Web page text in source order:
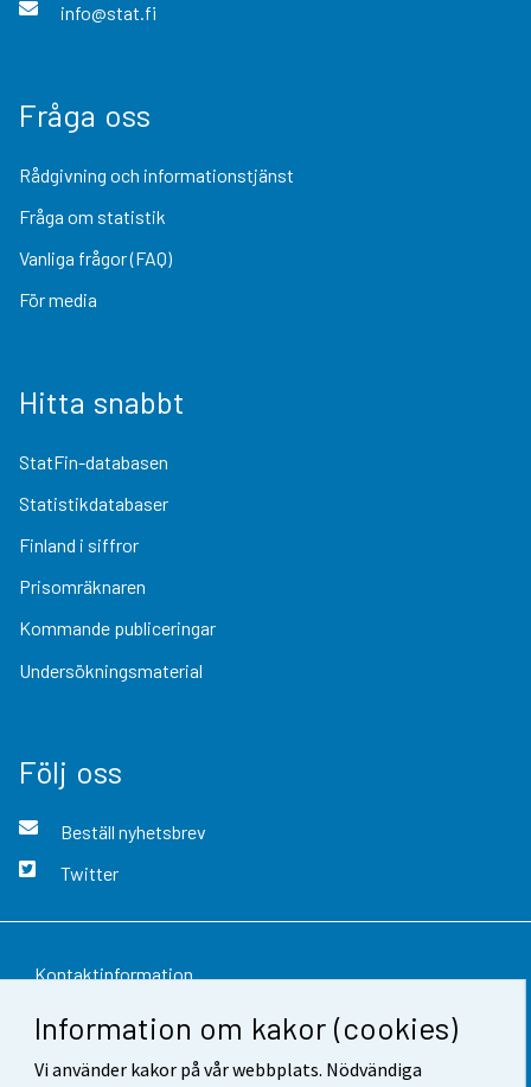
Information om kakor (cookies)
Vi använder kakor på vår webbplats. Nödvändiga
info@stat.fi
Fråga oss
Rådgivning och informationstjänst
Fråga om statistik
Vanliga frågor (FAQ)
För media
Hitta snabbt
StatFin-databasen
Statistikdatabaser
Finland i siffror
Prisomräknaren
Kommande publiceringar
Undersökningsmaterial
Följ oss
Beställ nyhetsbrev
Twitter
Kontaktinformation
Respons
Användarvillkor